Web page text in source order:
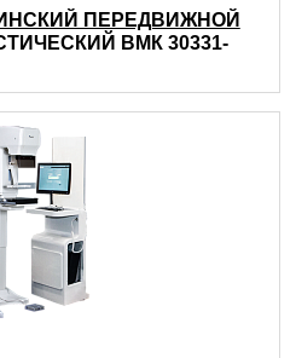
ПЕРЕДВИЖНОЙ
ВМК 30331-